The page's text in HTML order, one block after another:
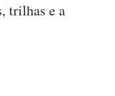
trilhas e a